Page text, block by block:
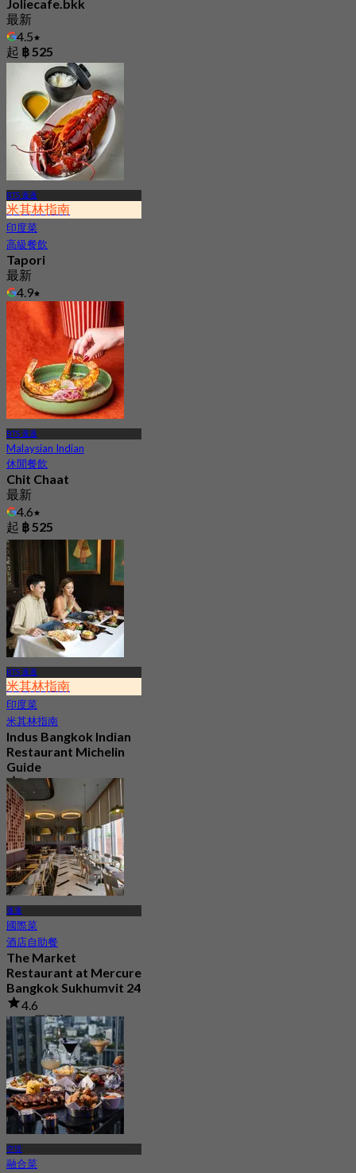
Joliecafe.bkk
最新
4.5
起 ฿ 525
BTS 蓬蓬
米其林指南
印度菜
高級餐飲
Tapori
最新
4.9
起฿ 899.5
BTS 蓬蓬
Malaysian Indian
休閒餐飲
Chit Chaat
最新
4.6
起 ฿ 525
BTS 蓬蓬
米其林指南
印度菜
米其林指南
Indus Bangkok Indian
Restaurant Michelin
Guide
4.8
899 已預訂
起฿ 1,050
蓬蓬
國際菜
酒店自助餐
The Market
Restaurant at Mercure
Bangkok Sukhumvit 24
4.6
1.8K 已預訂
起฿ 375
空堤
融合菜